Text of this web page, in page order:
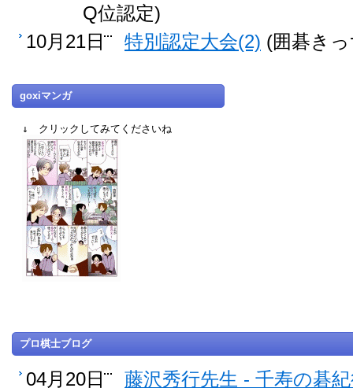
Q位認定)
10月21日
特別認定大会(2) (囲碁き
goxiマンガ
↓ クリックしてみてくださいね
プロ棋士ブログ
04月20日
藤沢秀行先生 - 千寿の碁